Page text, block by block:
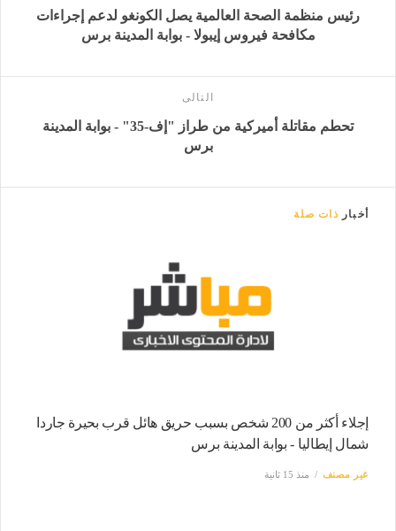
رئيس منظمة الصحة العالمية يصل الكونغو لدعم إجراءات
مكافحة فيروس إيبولا - بوابة المدينة برس
التالى
تحطم مقاتلة أميركية من طراز "إف-35" - بوابة المدينة
برس
أخبار ذات صلة
إجلاء أكثر من 200 شخص بسبب حريق هائل قرب بحيرة جاردا
شمال إيطاليا - بوابة المدينة برس
غير مصنف منذ 15 ثانية